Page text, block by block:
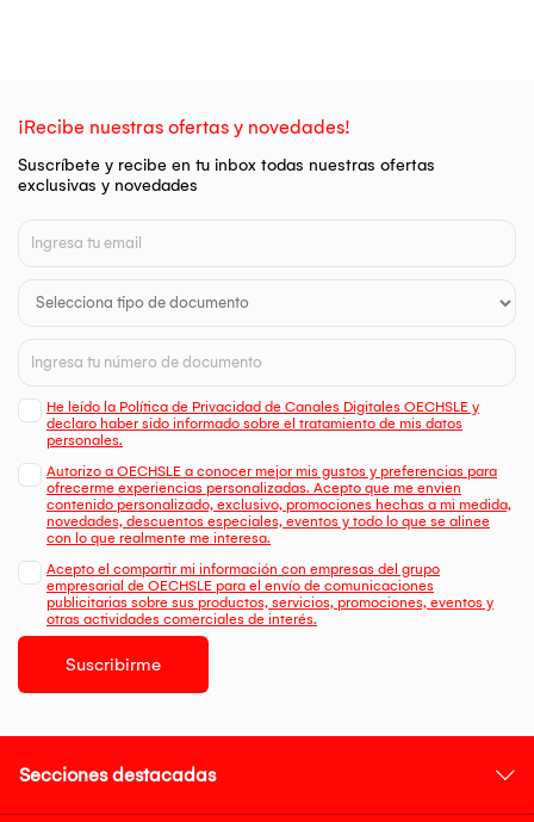
¡Recibe nuestras ofertas y novedades!
Suscríbete y recibe en tu inbox todas nuestras ofertas
exclusivas y novedades
He leído la Política de Privacidad de Canales Digitales OECHSLE y
declaro haber sido informado sobre el tratamiento de mis datos
personales.
Autorizo a OECHSLE a conocer mejor mis gustos y preferencias para
ofrecerme experiencias personalizadas. Acepto que me envien
contenido personalizado, exclusivo, promociones hechas a mi medida,
novedades, descuentos especiales, eventos y todo lo que se alinee
con lo que realmente me interesa.
Acepto el compartir mi información con empresas del grupo
empresarial de OECHSLE para el envío de comunicaciones
publicitarias sobre sus productos, servicios, promociones, eventos y
otras actividades comerciales de interés.
Suscribirme
Secciones destacadas